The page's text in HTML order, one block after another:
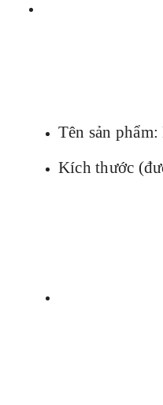
Tên sản
Kích thước